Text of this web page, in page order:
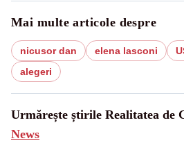
Mai multe articole despre
nicusor dan elena lasconi
alegeri
Urmărește știrile Realitatea de
News